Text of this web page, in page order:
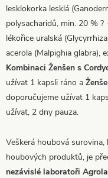
lesklokorka lesklá
polysacharidů, min. 20 %
lékořice uralská
acerola (Malpighia
Kombinaci Ženšen s
užívat 1 kapsli ráno a
doporučujeme užívat 1
užívat, 2 dny pauza.
Veškerá houbová
houbových produktů, je
nezávislé laboratoři